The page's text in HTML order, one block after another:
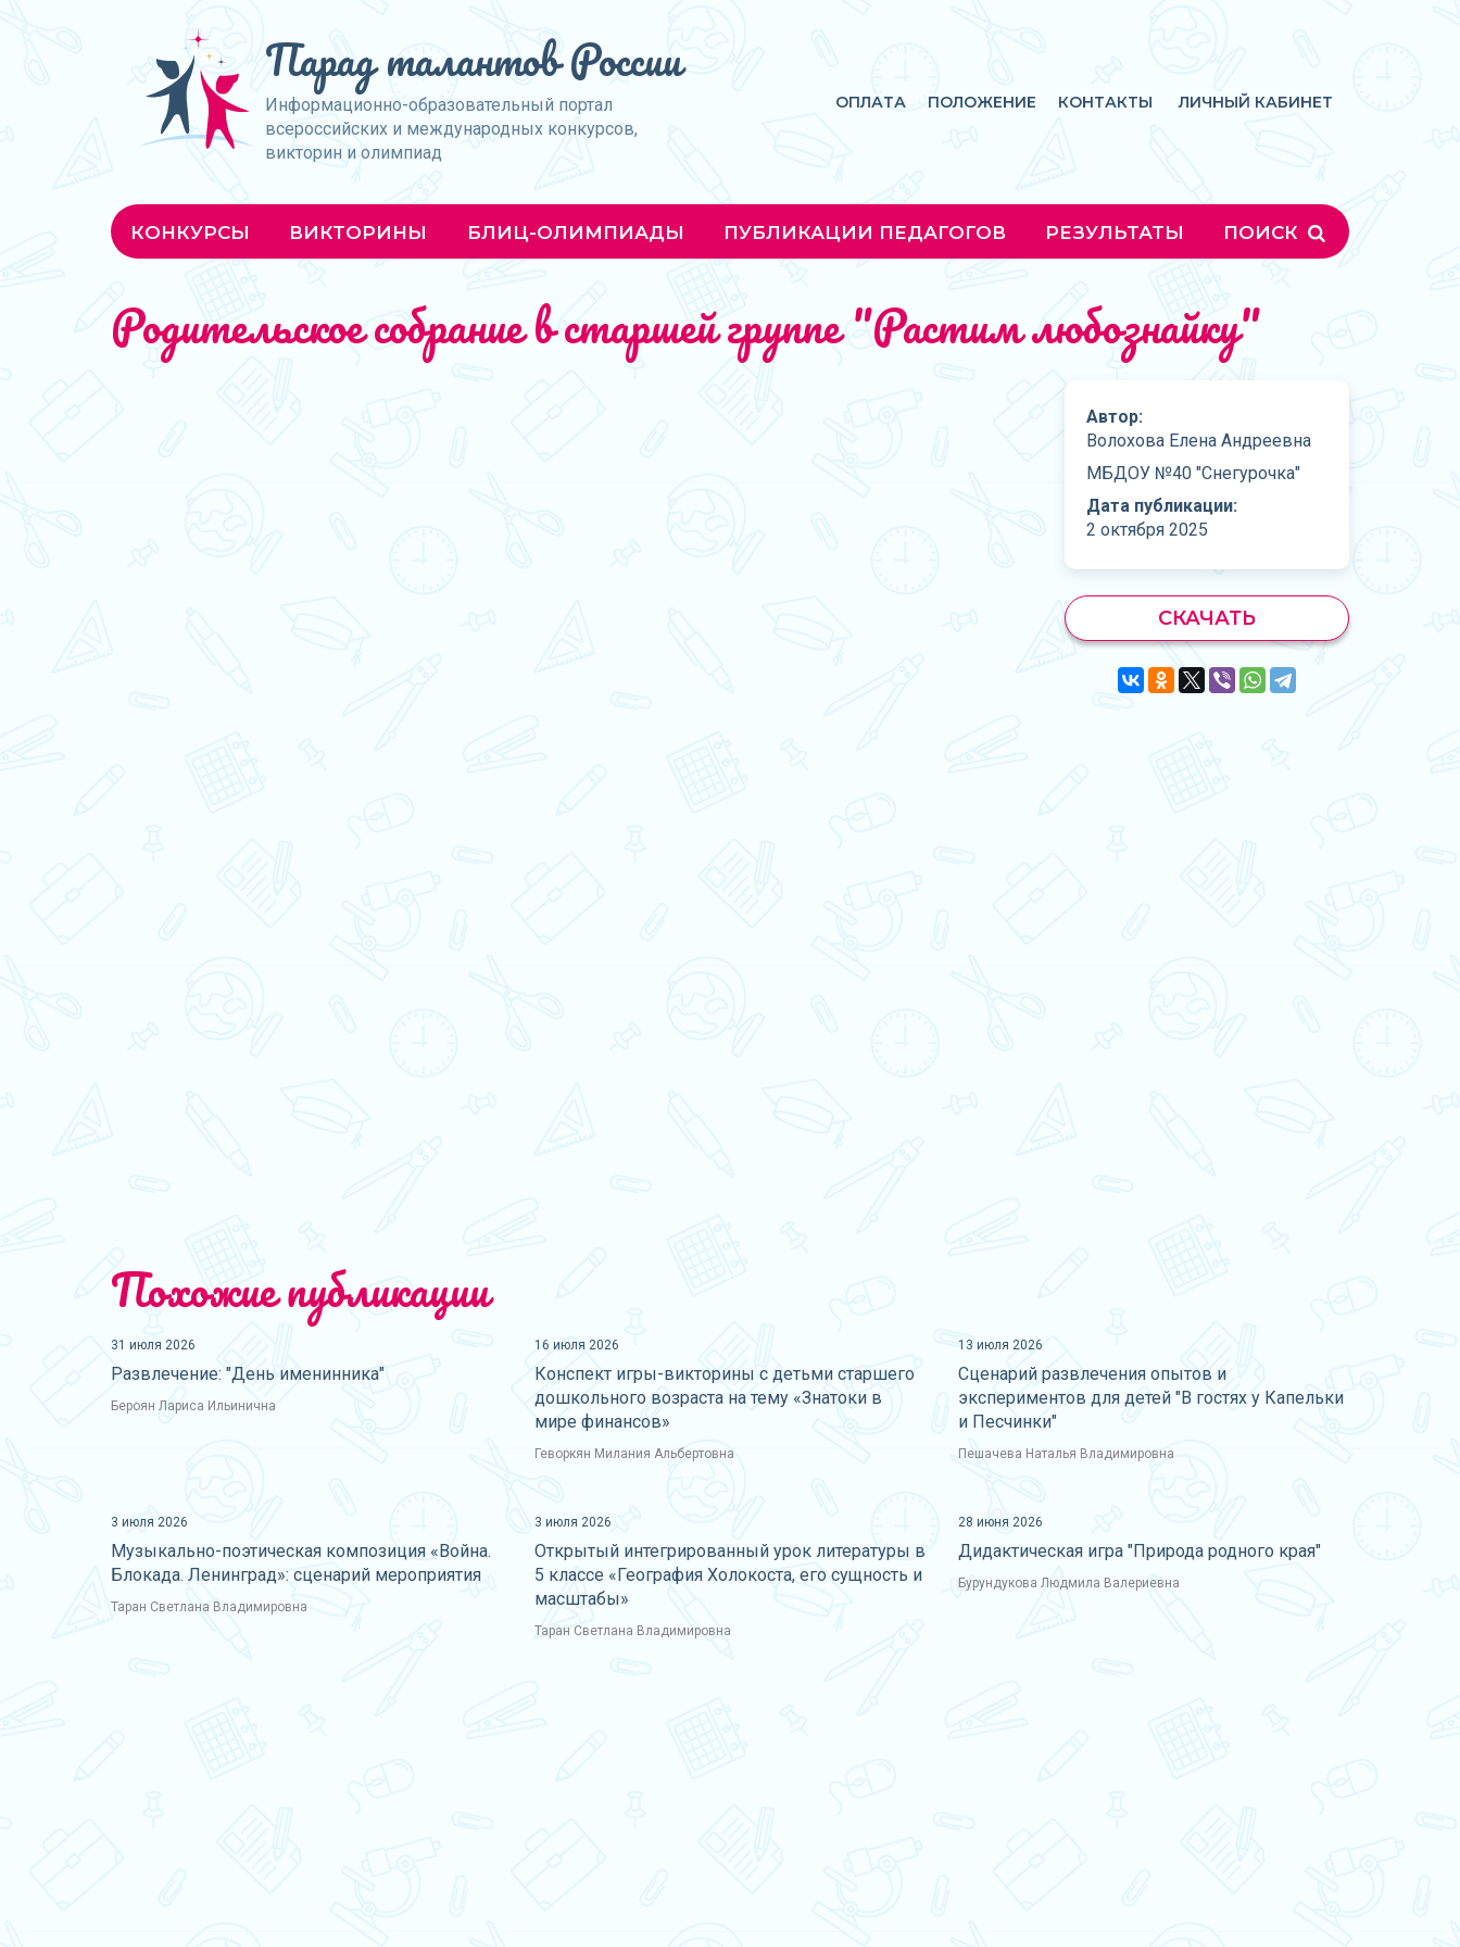
Парад талантов России
Информационно-образовательный портал
всероссийских и международных конкурсов,
викторин и олимпиад
ОПЛАТА ПОЛОЖЕНИЕ КОНТАКТЫ ЛИЧНЫЙ КАБИНЕТ
КОНКУРСЫ ВИКТОРИНЫ БЛИЦ-ОЛИМПИАДЫ ПУБЛИКАЦИИ ПЕДАГОГОВ РЕЗУЛЬТАТЫ ПОИСК
Родительское собрание в старшей группе "Растим любознайку"
Автор:
Волохова Елена Андреевна
МБДОУ №40 "Снегурочка"
Дата публикации:
2 октября 2025
СКАЧАТЬ
Похожие публикации
31 июля 2026
Развлечение: "День именинника"
Бероян Лариса Ильинична
16 июля 2026
Конспект игры-викторины с детьми старшего
дошкольного возраста на тему «Знатоки в
мире финансов»
Геворкян Милания Альбертовна
13 июля 2026
Сценарий развлечения опытов и
экспериментов для детей "В гостях у Капельки
и Песчинки"
Пешачева Наталья Владимировна
3 июля 2026
Музыкально-поэтическая композиция «Война.
Блокада. Ленинград»: сценарий мероприятия
Таран Светлана Владимировна
3 июля 2026
Открытый интегрированный урок литературы в
5 классе «География Холокоста, его сущность и
масштабы»
Таран Светлана Владимировна
28 июня 2026
Дидактическая игра "Природа родного края"
Бурундукова Людмила Валериевна